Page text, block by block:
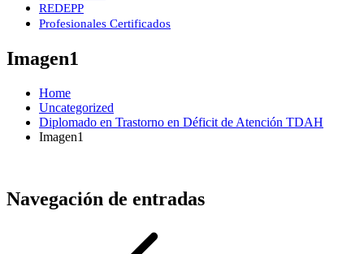
REDEPP
Profesionales Certificados
Imagen1
Home
Uncategorized
Diplomado en Trastorno en Déficit de Atención TDAH
Imagen1
Navegación de entradas